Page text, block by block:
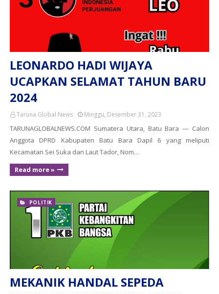
LEONARDO HADI WIJAYA
UCAPKAN SELAMAT TAHUN BARU
2024
Taruna Global News Minggu, Desember 31, 2023
TARUNAGLOBALNEWS.COM Sumatera Utara, Batu Bara — Calon
Anggota DPRD Kabupaten Batu Bara Dapil 6 yang meliputi
Kecamatan Sei Suka dan Laut Tador, Nom…
Read more »
POLITIK
MEKANIK HANDAL SEPEDA